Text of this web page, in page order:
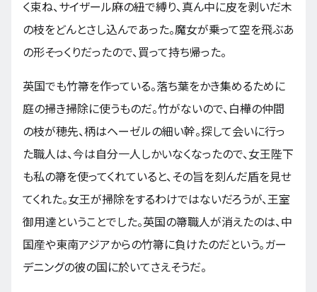
く束ね、サイザール麻の紐で縛り、真ん中に皮を剥いだ木
の枝をどんとさし込んであった。魔女が乗って空を飛ぶあ
の形そっくりだったので、買って持ち帰った。
英国でも竹箒を作っている。落ち葉をかき集めるために
庭の掃き掃除に使うものだ。竹がないので、白樺の仲間
の枝が穂先、柄はヘーゼルの細い幹。探して会いに行っ
た職人は、今は自分一人しかいなくなったので、女王陛下
も私の箒を使ってくれていると、その旨を刻んだ盾を見せ
てくれた。女王が掃除をするわけではないだろうが、王室
御用達ということでした。英国の箒職人が消えたのは、中
国産や東南アジアからの竹箒に負けたのだという。ガー
デニングの彼の国に於いてさえそうだ。